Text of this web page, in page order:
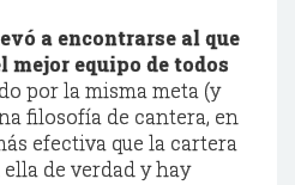
a encontrarse al que
mejor equipo de todos
por la misma meta (y
filosofía de cantera, en
efectiva que la cartera
de verdad y hay